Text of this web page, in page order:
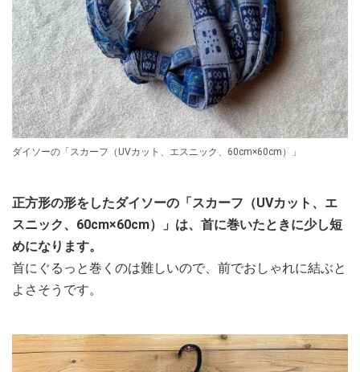
ダイソーの「スカーフ（UVカット、エスニック、60cm×60cm）」
正方形の形をしたダイソーの「スカーフ（UVカット、エ
スニック、60cm×60cm）」は、首に巻いたときに少し短
めになります。
首にぐるっと巻くのは難しいので、前でおしゃれに結ぶと
よさそうです。